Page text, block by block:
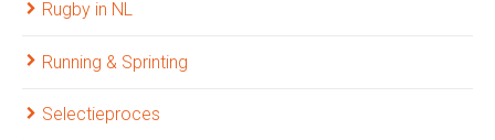
Rugby in NL
Running & Sprinting
Selectieproces